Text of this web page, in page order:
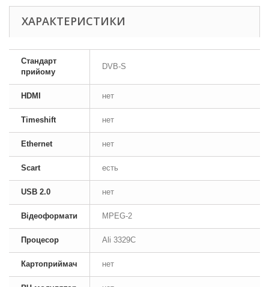
ХАРАКТЕРИСТИКИ
Стандарт
прийому
DVB-S
HDMI нет
Timeshift нет
Ethernet нет
Scart есть
USB 2.0 нет
Відеоформати MPEG-2
Процесор Ali 3329C
Картоприймач нет